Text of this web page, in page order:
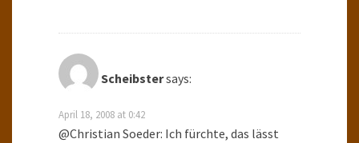
Scheibstersays:
April 18, 2008 at 0:42
@Christian Soeder: Ich fürchte, das lässt